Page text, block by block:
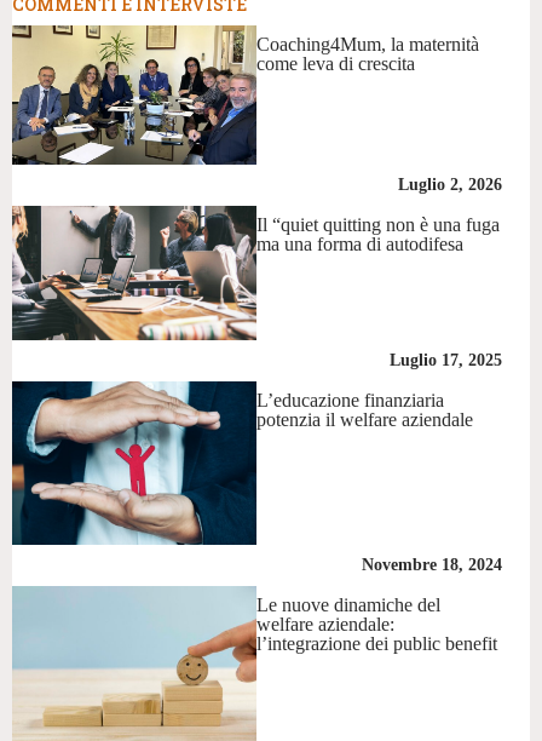
Coaching4Mum, la maternità
come leva di crescita
Luglio 2, 2026
Il “quiet quitting non è una fuga
ma una forma di autodifesa
Luglio 17, 2025
L’educazione finanziaria
potenzia il welfare aziendale
Novembre 18, 2024
Le nuove dinamiche del
welfare aziendale:
l’integrazione dei public benefit